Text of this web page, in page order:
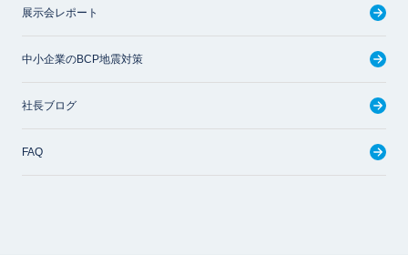
展示会レポート
中小企業のBCP地震対策
社長ブログ
FAQ